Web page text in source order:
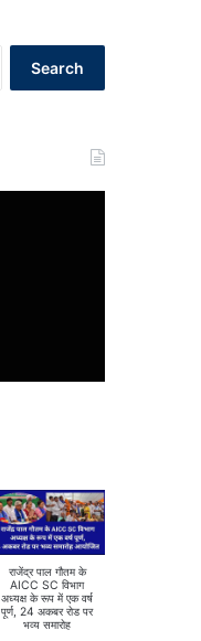
राजेंद्र पाल गौतम के
AICC SC विभाग
अध्यक्ष के रूप में एक वर्ष
पूर्ण, 24 अकबर रोड पर
भव्य समारोह